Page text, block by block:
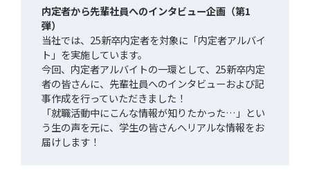
内定者から先輩社員へのインタビュー企画（第1
弾）
当社では、25新卒内定者を対象に「内定者アルバイ
ト」を実施しています。
今回、内定者アルバイトの一環として、25新卒内定
者の皆さんに、先輩社員へのインタビューおよび記
事作成を行っていただきました！
「就職活動中にこんな情報が知りたかった…」とい
う生の声を元に、学生の皆さんへリアルな情報をお
届けします！